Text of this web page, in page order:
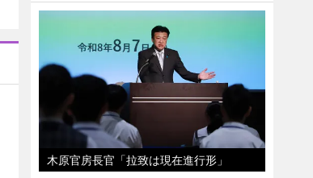
木原官房長官「拉致は現在進行形」